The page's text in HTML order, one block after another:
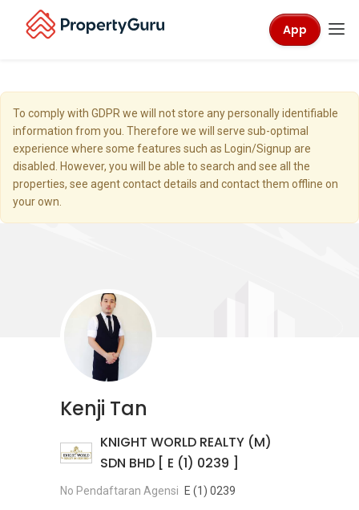
App
To comply with GDPR we will not store any personally identifiable
information from you. Therefore we will serve sub-optimal
experience where some features such as Login/Signup are
disabled. However, you will be able to search and see all the
properties, see agent contact details and contact them offline on
your own.
Kenji Tan
KNIGHT WORLD REALTY (M)
SDN BHD [ E (1) 0239 ]
No Pendaftaran Agensi E (1) 0239